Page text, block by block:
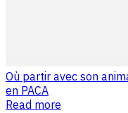
Où partir avec son
en PACA
Read more